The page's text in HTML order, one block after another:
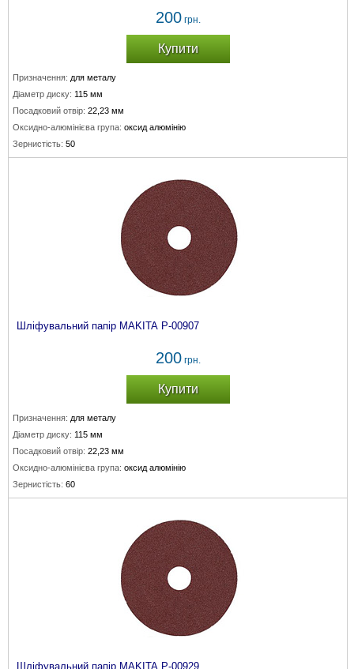
200грн.
Купити
Призначення: для металу
Діаметр диску: 115 мм
Посадковий отвір: 22,23 мм
Оксидно-алюмінієва група: оксид алюмінію
Зернистість: 50
Шліфувальний папір MAKITA P-00907
200грн.
Купити
Призначення: для металу
Діаметр диску: 115 мм
Посадковий отвір: 22,23 мм
Оксидно-алюмінієва група: оксид алюмінію
Зернистість: 60
Шліфувальний папір MAKITA P-00929